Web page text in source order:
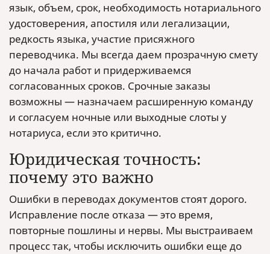
язык, объем, срок, необходимость нотариального
удостоверения, апостиля или легализации,
редкость языка, участие присяжного
переводчика. Мы всегда даем прозрачную смету
до начала работ и придерживаемся
согласованных сроков. Срочные заказы
возможны — назначаем расширенную команду
и согласуем ночные или выходные слоты у
нотариуса, если это критично.
Юридическая точность:
почему это важно
Ошибки в переводах документов стоят дорого.
Исправление после отказа — это время,
повторные пошлины и нервы. Мы выстраиваем
процесс так, чтобы исключить ошибки еще до